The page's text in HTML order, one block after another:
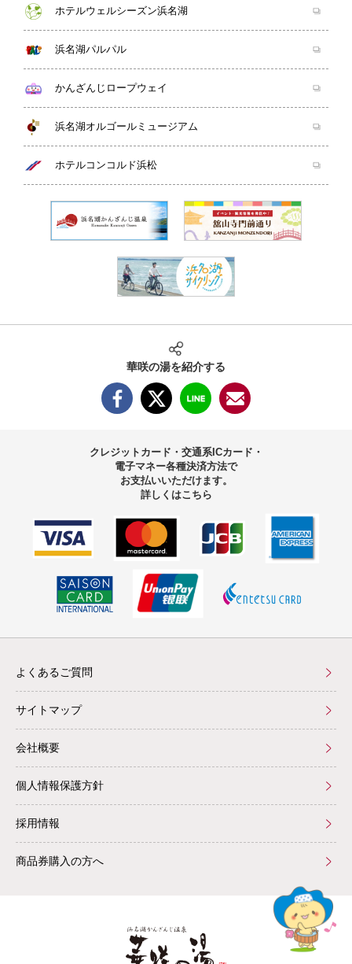
ホテルウェルシーズン浜名湖
浜名湖パルパル
かんざんじロープウェイ
浜名湖オルゴールミュージアム
ホテルコンコルド浜松
華咲の湯を紹介する
クレジットカード・交通系ICカード・
電子マネー各種決済方法で
お支払いいただけます。
詳しくはこちら
よくあるご質問
サイトマップ
会社概要
個人情報保護方針
採用情報
商品券購入の方へ